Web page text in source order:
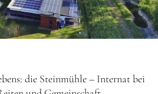
die Steinmühle – Internat bei